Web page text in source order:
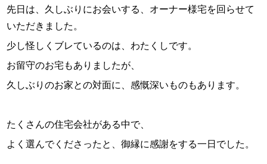
先日は、久しぶりにお会いする、オーナー様宅を回らせて
いただきました。
少し怪しくブレているのは、わたくしです。
お留守のお宅もありましたが、
久しぶりのお家との対面に、感慨深いものもあります。
たくさんの住宅会社がある中で、
よく選んでくださったと、御縁に感謝をする一日でした。